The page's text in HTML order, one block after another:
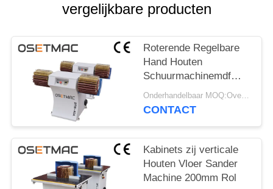
vergelijkbare producten
Roterende Regelbare
Hand Houten
Schuurmachinemdf
Schijfborstel Pools
Onderhandelbaar MOQ:Overeen te komen
CONTACT
Kabinets zij verticale
Houten Vloer Sander
Machine 200mm Rol